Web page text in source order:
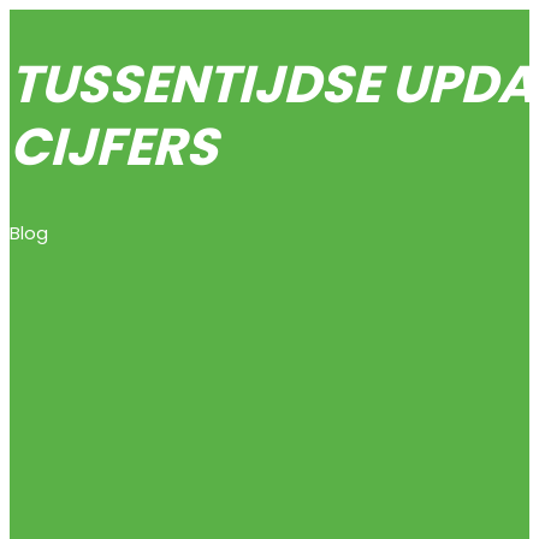
TUSSENTIJDSE
CIJFERS
Blog